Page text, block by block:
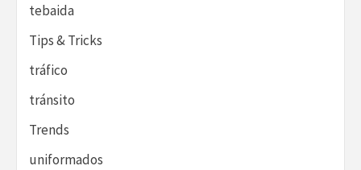
tebaida
Tips & Tricks
tráfico
tránsito
Trends
uniformados